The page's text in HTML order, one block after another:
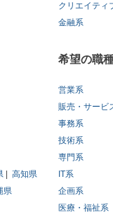
クリエイティ
金融系
高知県
県
希望の職
営業系
販売・サービ
事務系
技術系
専門系
IT系
企画系
医療・福祉系